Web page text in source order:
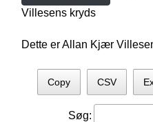
Villesens kryds
Dette er Allan Kjær
Copy CSV
Søg: